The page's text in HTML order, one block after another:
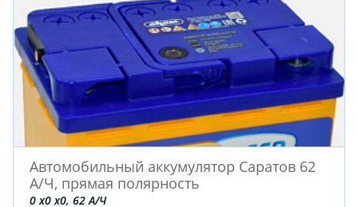
Автомобильный аккумулятор Саратов 62
А/Ч, прямая полярность
0 x0 x0, 62 А/Ч